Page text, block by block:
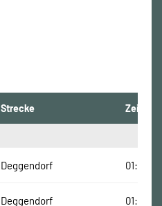
Strecke Zeit
Deggendorf
Deggendorf